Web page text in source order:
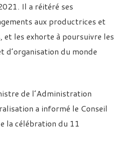
Il a réitéré ses
aux productrices et
les exhorte à poursuivre les
du monde
de l’Administration
a informé le Conseil
la célébration du 11